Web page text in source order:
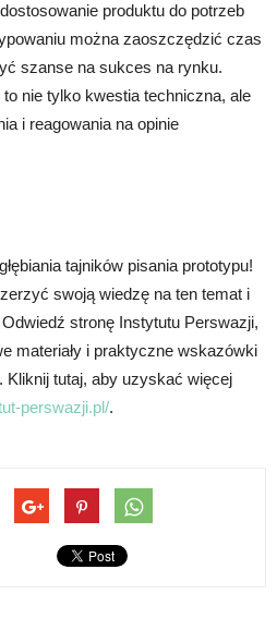
produktu do potrzeb
można zaoszczędzić czas
szanse na sukces na rynku.
nie tylko kwestia techniczna, ale
i reagowania na opinie
tajników pisania prototypu!
swoją wiedzę na ten temat i
stronę Instytutu Perswazji,
materiały i praktyczne wskazówki
Kliknij tutaj, aby uzyskać więcej
perswazji.pl/.